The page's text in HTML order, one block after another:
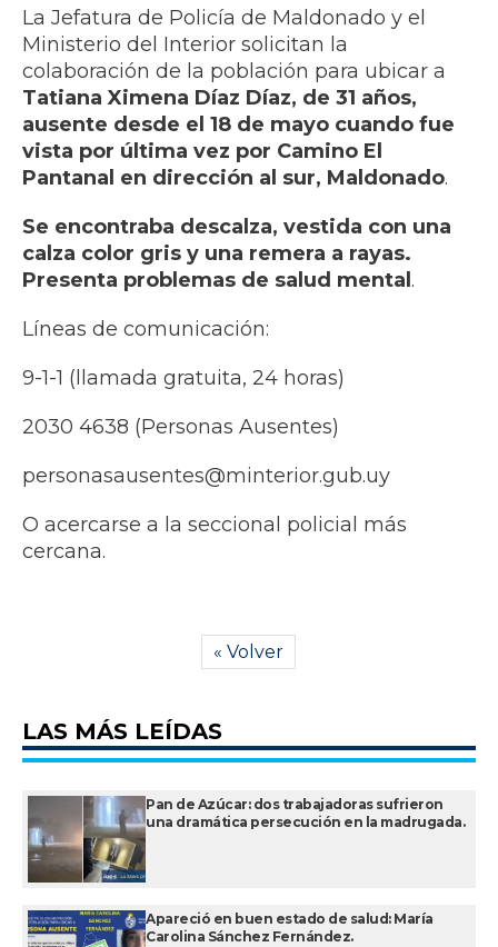
La Jefatura de Policía de Maldonado y el
Ministerio del Interior solicitan la
colaboración de la población para ubicar a
Tatiana Ximena Díaz Díaz, de 31 años,
ausente desde el 18 de mayo cuando fue
vista por última vez por Camino El
Pantanal en dirección al sur, Maldonado.
Se encontraba descalza, vestida con una
calza color gris y una remera a rayas.
Presenta problemas de salud mental.
Líneas de comunicación:
9-1-1 (llamada gratuita, 24 horas)
2030 4638 (Personas Ausentes)
personasausentes@minterior.gub.uy
O acercarse a la seccional policial más
cercana.
« Volver
LAS MÁS LEÍDAS
Pan de Azúcar: dos trabajadoras sufrieron
una dramática persecución en la madrugada.
Apareció en buen estado de salud: María
Carolina Sánchez Fernández.